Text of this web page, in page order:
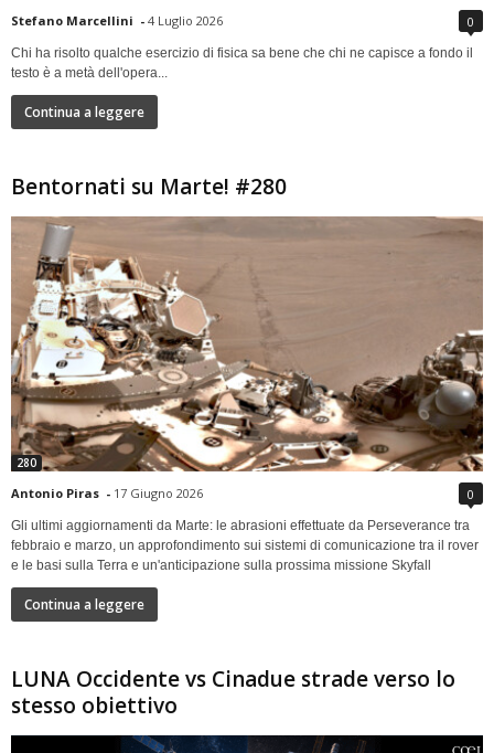
Stefano Marcellini - 4 Luglio 2026 0
Chi ha risolto qualche esercizio di fisica sa bene che chi ne capisce a fondo il
testo è a metà dell'opera...
Continua a leggere
Bentornati su Marte! #280
280
Antonio Piras - 17 Giugno 2026 0
Gli ultimi aggiornamenti da Marte: le abrasioni effettuate da Perseverance tra
febbraio e marzo, un approfondimento sui sistemi di comunicazione tra il rover
e le basi sulla Terra e un'anticipazione sulla prossima missione Skyfall
Continua a leggere
LUNA Occidente vs Cinadue strade verso lo
stesso obiettivo